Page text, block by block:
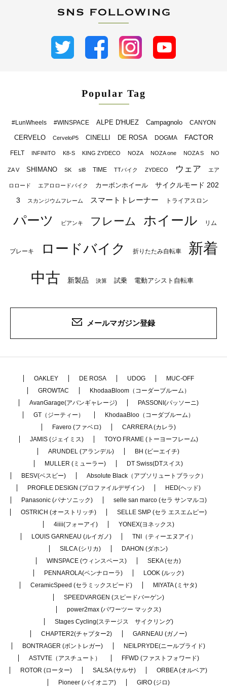
Popular Tag
#LunWheels #WINSPACE ALPE D'HUEZ Campagnolo CANYON
CERVELO CerveloP5 CINELLI DE ROSA DOGMA FACTOR
FELT INFINITO K8-S KING ZYDECO NOZA NOZA one NOZA S NO
ZA V SHIMANO SK sl8 TIME TTバイク ZYDECO ウェア エア
ロロード エアロロードバイク カーボンホイール
サイクルモード 202
3
スカンジウムフレーム スマートトレーナー トライアスロン
パーツ ビアンキ フレーム ホイール リム
ブレーキ ロードバイク 折りたたみ自転車
新着
中古
新製品 決算 試乗 電動アシスト自転車
メールマガジン登録
OAKLEY DE ROSA UDOG
MUC-OFF
GROWTAC
KhodaaBloom（コーダーブルーム）
AvanGarage(アバンギャレージ)
PASSONI(パッソーニ)
GT（ジーティー）
KhodaaBloo（コーダブルーム）
Favero (ファベロ)
CARRERA (カレラ)
JAMIS (ジェイミス)
TOYO FRAME (トーヨーフレーム)
ARUNDEL (アランデル)
BH (ビーエイチ)
MULLER (ミューラー)
DT Swiss(DTスイス)
BESV(ベスビー)
Absolute Black（アブソリュートブラック）
PROFILE DESIGN (プロファイルデザイン)
HED(ヘッド)
Panasonic (パナソニック)
selle san marco (セラ サンマルコ)
OSTRICH (オーストリッチ)
SELLE SMP (セラ エスエムピー)
4iiii(フォーアイ)
YONEX(ヨネックス)
LOUIS GARNEAU (ルイガノ)
TNI（ティーエヌアイ）
SILCA (シリカ)
DAHON (ダホン)
WINSPACE (ウィンスペース)
SEKA (セカ)
PENNAROLA(ペンナローラ)
LOOK (ルック)
CeramicSpeed (セラミックスピード)
MIYATA (ミヤタ)
SPEEDVARGEN (スピードバーゲン)
power2max (パワーツー マックス)
Stages Cycling(ステージス サイクリング)
CHAPTER2(チャプター2)
GARNEAU (ガノー)
BONTRAGER (ボントレガー)
NEILPRYDE(ニールプライド)
ASTVTE（アスチュート）
FFWD (ファストフォワード)
ROTOR (ローター)
SALSA (サルサ)
ORBEA (オルベア)
Pioneer (パイオニア)
GIRO (ジロ)